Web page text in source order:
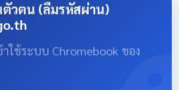
right:
วตน (ลืมรหัสผ่าน)
ใช้ระบบ Chromebook ของ